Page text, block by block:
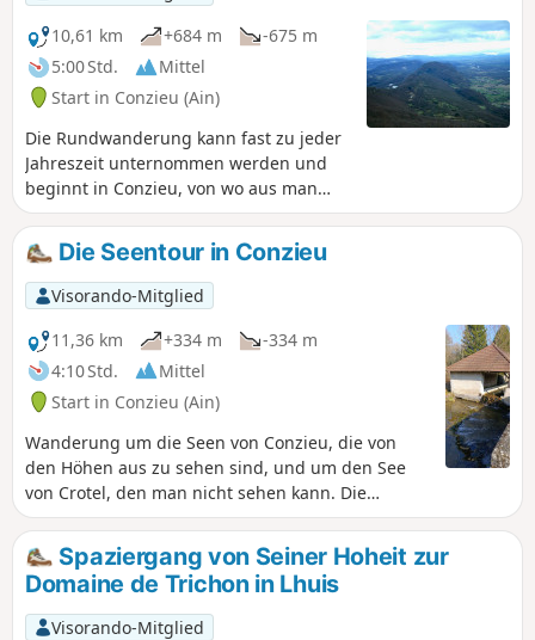
10,61 km
+684 m
-675 m
5:00 Std.
Mittel
Start in Conzieu (Ain)
Die Rundwanderung kann fast zu jeder
Jahreszeit unternommen werden und
beginnt in Conzieu, von wo aus man
über die Escalier Romain auf den Kamm
gelangt. Der Aufstieg erfolgt über den
Nordwestgrat, der Rückweg führt in
einem Bogen nach Westen zurück zum
Lac de Crotel. Die Strecke verläuft durch
Wald, aber mehrere Aussichtspunkte
bieten einen Blick auf die Alpen oder
das Rhonetal.
Die Seentour in Conzieu
Visorando-Mitglied
11,36 km
+334 m
-334 m
4:10 Std.
Mittel
Start in Conzieu (Ain)
Wanderung um die Seen von Conzieu, die von
den Höhen aus zu sehen sind, und um den See
von Crotel, den man nicht sehen kann. Die
Wanderung verläuft auf guten Wegen und
einigen steilen Pfaden. Bevorzugen Sie den
Frühling oder Herbst bei trockenem Wetter, da die
wenigen schwierigen Passagen rutschig werden
können.
Spaziergang von Seiner Hoheit zur
Domaine de Trichon in Lhuis
Visorando-Mitglied